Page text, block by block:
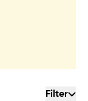
Filter